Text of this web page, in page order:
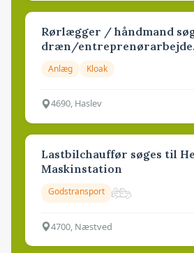
Rørlægger / håndmand
dræn/entreprenørarbejde.
Anlæg Kloak
4690, Haslev
Lastbilchauffør søges til
Maskinstation
Godstransport
4700, Næstved